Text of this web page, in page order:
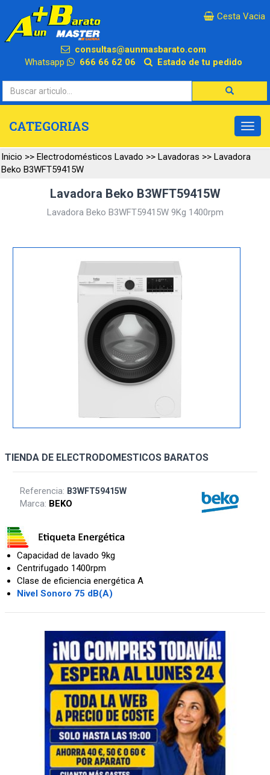
×
Cesta Vacia
consultas@aunmasbarato.com
Whatsapp
666 66 62 06 Estado de tu pedido
CATEGORIAS
Inicio >> Electrodomésticos Lavado >> Lavadoras >> Lavadora
Beko B3WFT59415W
Lavadora Beko B3WFT59415W
Lavadora Beko B3WFT59415W 9Kg 1400rpm
TIENDA DE ELECTRODOMESTICOS BARATOS
Referencia: B3WFT59415W
Marca: BEKO
Capacidad de lavado 9kg
Centrifugado 1400rpm
Clase de eficiencia energética A
Nivel Sonoro 75 dB(A)